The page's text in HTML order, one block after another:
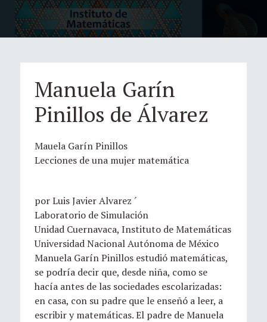
Manuela Garín
Pinillos de Álvarez
Mauela Garín Pinillos
Lecciones de una mujer matemática
por Luis Javier Alvarez ´
Laboratorio de Simulación
Unidad Cuernavaca, Instituto de Matemáticas
Universidad Nacional Autónoma de México
Manuela Garín Pinillos estudió matemáticas,
se podría decir que, desde niña, como se
hacía antes de las sociedades escolarizadas:
en casa, con su padre que le enseñó a leer, a
escribir y matemáticas. El padre de Manuela